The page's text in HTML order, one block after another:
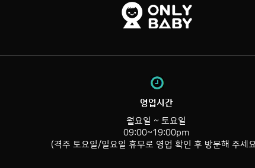
영업시간
월요일 ~ 토요일
09:00~19:00pm
(격주 토요일/일요일 휴무로 영업 확인 후 방문해 주세